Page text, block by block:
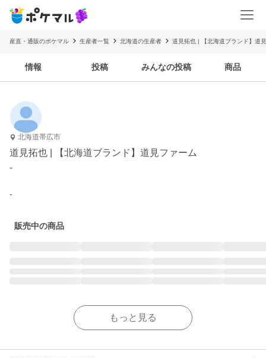
産直・通販のポケマル 生産者一覧 北海道の生産者 道見拓也 | 【北海道ブランド】道
情報 投稿 みんなの投稿 商品
北海道帯広市
道見拓也 | 【北海道ブランド】道見ファーム
-
-
販売中の商品
もっと見る